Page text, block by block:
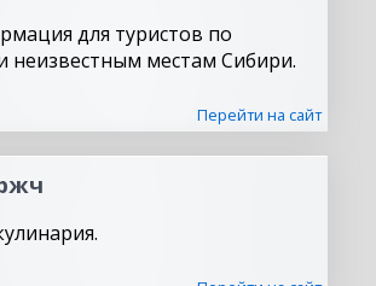
для туристов по
неизвестным местам Сибири.
Перейти на сайт